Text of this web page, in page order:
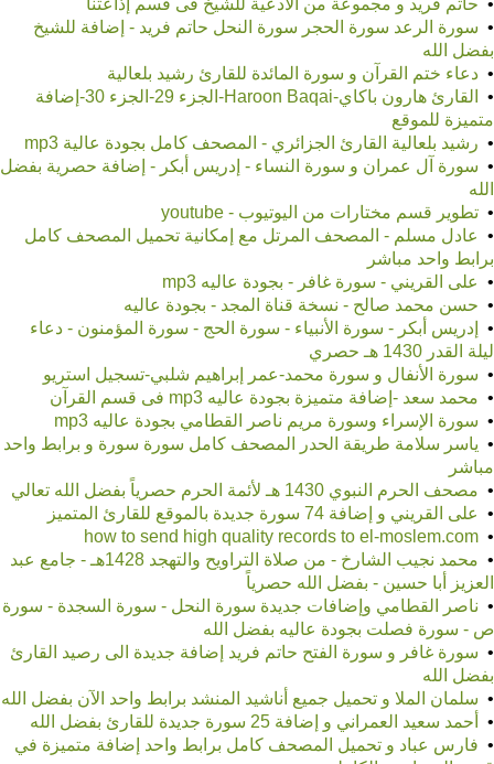
حاتم فريد و مجموعة من الأدعية للشيخ فى قسم إذاعتنا
• سورة الرعد سورة الحجر سورة النحل حاتم فريد - إضافة للشيخ
بفضل الله
• دعاء ختم القرآن و سورة المائدة للقارئ رشيد بلعالية
•
القارئ هارون باكاي-Haroon Baqai-الجزء 29-الجزء 30-إضافة
متميزة للموقع
• رشيد بلعالية القارئ الجزائري - المصحف كامل بجودة عالية mp3
• سورة آل عمران و سورة النساء - إدريس أبكر - إضافة حصرية بفضل
الله
• تطوير قسم مختارات من اليوتيوب - youtube
• عادل مسلم - المصحف المرتل مع إمكانية تحميل المصحف كامل
برابط واحد مباشر
• على القريني - سورة غافر - بجودة عاليه mp3
• حسن محمد صالح - نسخة قناة المجد - بجودة عاليه
•
إدريس أبكر - سورة الأنبياء - سورة الحج - سورة المؤمنون - دعاء
ليلة القدر 1430 هـ حصري
• سورة الأنفال و سورة محمد-عمر إبراهيم شلبي-تسجيل استريو
• محمد سعد -إضافة متميزة بجودة عاليه mp3 فى قسم القرآن
• سورة الإسراء وسورة مريم ناصر القطامي بجودة عاليه mp3
• ياسر سلامة طريقة الحدر المصحف كامل سورة سورة و برابط واحد
مباشر
• مصحف الحرم النبوي 1430 هـ لأئمة الحرم حصرياً بفضل الله تعالي
• على القريني و إضافة 74 سورة جديدة بالموقع للقارئ المتميز
•
•
محمد نجيب الشارخ - من صلاة التراويح والتهجد 1428هـ - جامع عبد
العزيز أبا حسين - بفضل الله حصرياً
• ناصر القطامي وإضافات جديدة سورة النحل - سورة السجدة - سورة
ص - سورة فصلت بجودة عاليه بفضل الله
• سورة غافر و سورة الفتح حاتم فريد إضافة جديدة الى رصيد القارئ
بفضل الله
• سلمان الملا و تحميل جميع أناشيد المنشد برابط واحد الآن بفضل الله
• أحمد سعيد العمراني و إضافة 25 سورة جديدة للقارئ بفضل الله
• فارس عباد و تحميل المصحف كامل برابط واحد إضافة متميزة في